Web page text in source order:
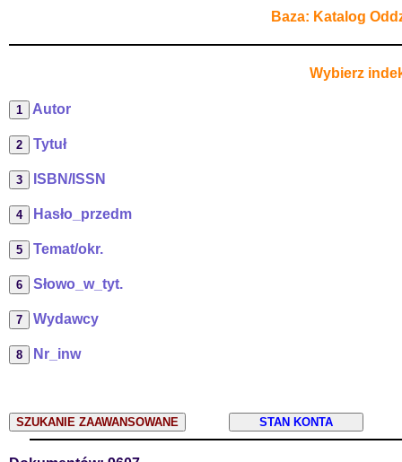
Baza: Katalog
Wybierz
Autor
Tytuł
ISBN/ISSN
Hasło_przedm
Temat/okr.
Słowo_w_tyt.
Wydawcy
Nr_inw
STAN KONTA